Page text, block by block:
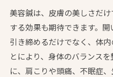
美容鍼は、皮膚の美しさだ
する効果も期待できます。
引き締めるだけでなく、体
とにより、身体のバランス
に、肩こりや頭痛、不眠症